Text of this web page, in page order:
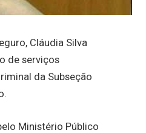
Cláudia Silva
de serviços
da Subseção
Ministério Público